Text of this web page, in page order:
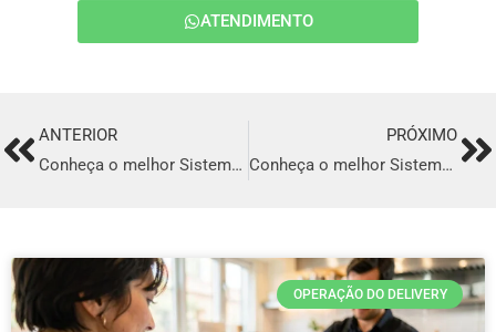
ATENDIMENTO
PrevANTERIOR
Conheça o melhor Sistema para Delivery em João Monlevade
PRÓXIMO
Conheça o melhor Sistema para Delivery em Chapadinha
OPERAÇÃO DO DELIVERY